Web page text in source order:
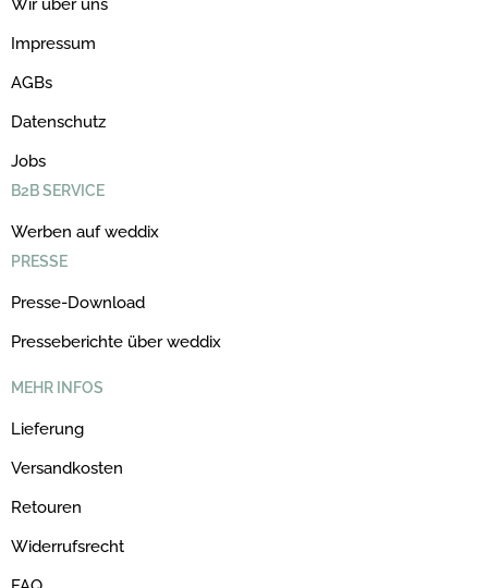
Wir über uns
Impressum
AGBs
Datenschutz
Jobs
B2B SERVICE
Werben auf weddix
PRESSE
Presse-Download
Presseberichte über weddix
MEHR INFOS
Lieferung
Versandkosten
Retouren
Widerrufsrecht